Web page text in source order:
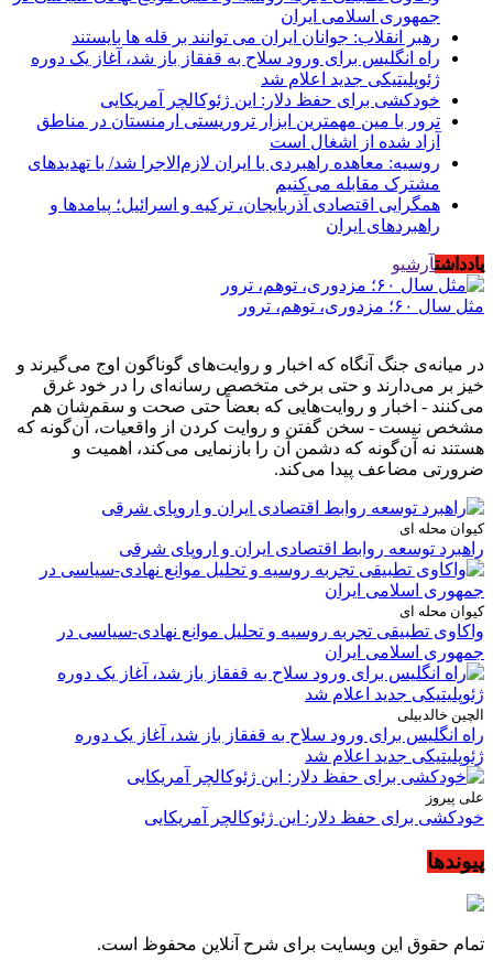
جمهوری اسلامی ایران
رهبر انقلاب: جوانان ایران می توانند بر قله ها بایستند
راه انگلیس برای ورود سلاح به قفقاز باز شد، آغاز یک دوره
ژئوپلیتیکی جدید اعلام شد
خودکشی برای حفظ دلار: این ژئوکالچر آمریکایی
ترور با مین مهمترین ابزار تروریستی ارمنستان در مناطق
آزاد شده از اشغال است
روسیه: معاهده راهبردی با ایران لازم‌الاجرا شد/ با تهدیدهای
مشترک مقابله می‌کنیم
همگرایی اقتصادی آذربایجان، ترکیه و اسرائیل؛ پیامدها و
راهبردهای ایران
یادداشتآرشیو
مثل سال ۶۰؛ مزدوری، توهم، ترور
در میانه‌ی جنگ آنگاه که اخبار و روایت‌های گوناگون اوج می‌گیرند و
خیز بر می‌دارند و حتی برخی متخصص رسانه‌ای را در خود غرق
می‌کنند - اخبار و روایت‌هایی که بعضاً حتی صحت و سقم‌شان هم
مشخص نیست - سخن گفتن و روایت کردن از واقعیات، آن‌گونه که
هستند نه آن‌گونه که دشمن آن را بازنمایی می‌کند، اهمیت و
ضرورتی مضاعف پیدا می‌کند.
کیوان محله ای
راهبرد توسعه روابط اقتصادی ایران و اروپای شرقی
کیوان محله ای
واکاوی تطبیقی تجربه روسیه و تحلیل موانع نهادی-سیاسی در
جمهوری اسلامی ایران
الچین خالدبیلی
راه انگلیس برای ورود سلاح به قفقاز باز شد، آغاز یک دوره
ژئوپلیتیکی جدید اعلام شد
علی پیروز
خودکشی برای حفظ دلار: این ژئوکالچر آمریکایی
پیوندها
تمام حقوق این وبسایت برای شرح آنلاین محفوظ است.